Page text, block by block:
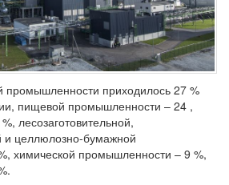
промышленности приходилось 27 %
пищевой промышленности – 24 ,
лесозаготовительной,
целлюлозно-бумажной
химической промышленности – 9 %,